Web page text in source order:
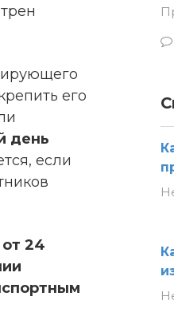
его
день
если
24